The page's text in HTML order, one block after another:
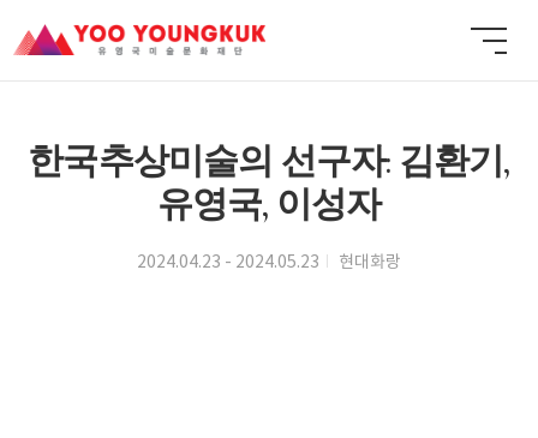
한국추상미술의 선구자: 김환기,
유영국, 이성자
2024.04.23 - 2024.05.23 현대화랑